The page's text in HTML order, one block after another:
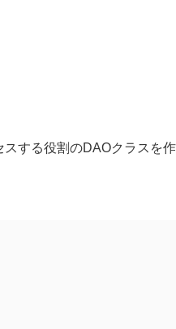
する役割のDAOクラスを作